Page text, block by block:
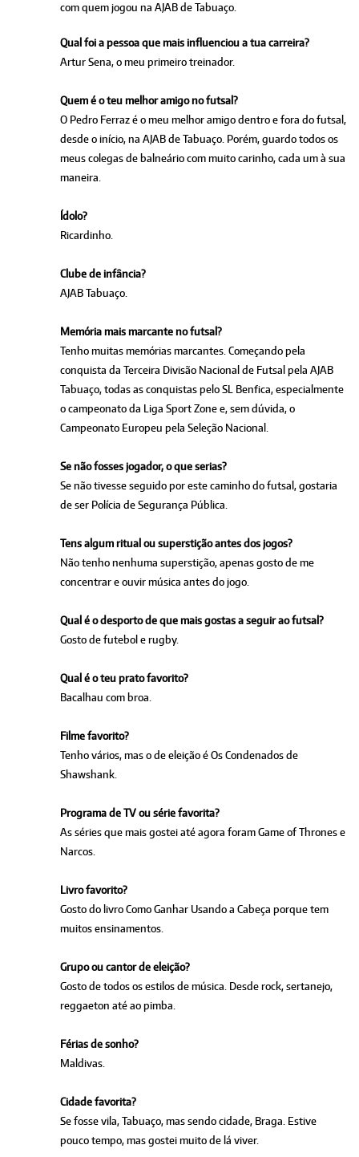
com quem jogou na AJAB de Tabuaço.
Qual foi a pessoa que mais influenciou a tua carreira?
Artur Sena, o meu primeiro treinador.
Quem é o teu melhor amigo no futsal?
O Pedro Ferraz é o meu melhor amigo dentro e fora do futsal,
desde o início, na AJAB de Tabuaço. Porém, guardo todos os
meus colegas de balneário com muito carinho, cada um à sua
maneira.
Ídolo?
Ricardinho.
Clube de infância?
AJAB Tabuaço.
Memória mais marcante no futsal?
Tenho muitas memórias marcantes. Começando pela
conquista da Terceira Divisão Nacional de Futsal pela AJAB
Tabuaço, todas as conquistas pelo SL Benfica, especialmente
o campeonato da Liga Sport Zone e, sem dúvida, o
Campeonato Europeu pela Seleção Nacional.
Se não fosses jogador, o que serias?
Se não tivesse seguido por este caminho do futsal, gostaria
de ser Polícia de Segurança Pública.
Tens algum ritual ou superstição antes dos jogos?
Não tenho nenhuma superstição, apenas gosto de me
concentrar e ouvir música antes do jogo.
Qual é o desporto de que mais gostas a seguir ao futsal?
Gosto de futebol e rugby.
Qual é o teu prato favorito?
Bacalhau com broa.
Filme favorito?
Tenho vários, mas o de eleição é Os Condenados de
Shawshank.
Programa de TV ou série favorita?
As séries que mais gostei até agora foram Game of Thrones e
Narcos.
Livro favorito?
Gosto do livro Como Ganhar Usando a Cabeça porque tem
muitos ensinamentos.
Grupo ou cantor de eleição?
Gosto de todos os estilos de música. Desde rock, sertanejo,
reggaeton até ao pimba.
Férias de sonho?
Maldivas.
Cidade favorita?
Se fosse vila, Tabuaço, mas sendo cidade, Braga. Estive
pouco tempo, mas gostei muito de lá viver.